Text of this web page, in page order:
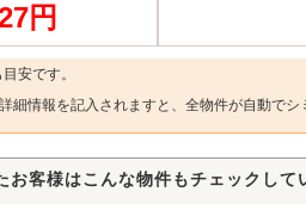
円
安です。
細情報を記入されますと、全物件が自動でシ
お客様はこんな物件もチェックして